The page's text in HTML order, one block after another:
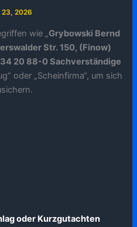
23, 2026
wie „Grybowski Bernd
Str. 150, (Finow)
20 88-0 Sachverständige
oder „Scheinfirma“, um sich
oder Kurzgutachten